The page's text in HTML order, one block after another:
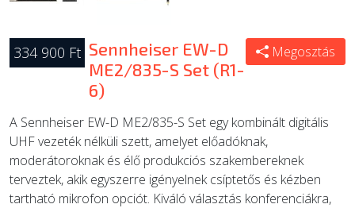
334 900 Ft Sennheiser EW-D
ME2/835-S Set (R1-
6)
Megosztás
A Sennheiser EW-D ME2/835-S Set egy kombinált digitális
UHF vezeték nélküli szett, amelyet előadóknak,
moderátoroknak és élő produkciós szakembereknek
terveztek, akik egyszerre igényelnek csíptetős és kézben
tartható mikrofon opciót. Kiváló választás konferenciákra,